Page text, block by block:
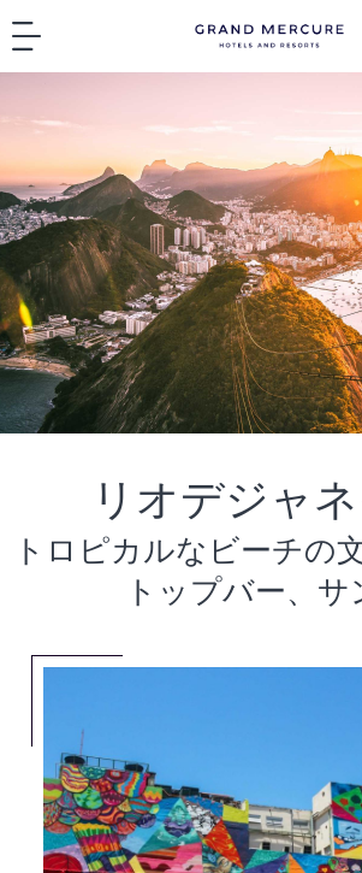
リオデジャ
トロピカルなビーチの
トップバー、サ